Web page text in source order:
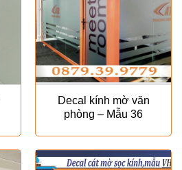
Decal kính mờ văn
phòng – Mẫu 36